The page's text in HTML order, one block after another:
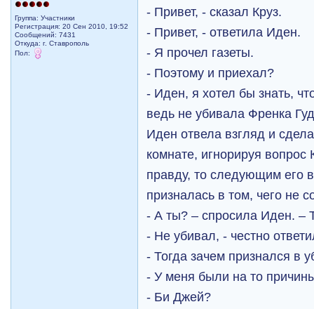
Группа: Участники
Регистрация: 20 Сен 2010, 19:52
Сообщений: 7431
Откуда: г. Ставрополь
Пол:
- Привет, - сказал Круз.
- Привет, - ответила Иден.
- Я прочел газеты.
- Поэтому и приехал?
- Иден, я хотел бы знать,
ведь не убивала Френка
Иден отвела взгляд и
комнате, игнорируя
правду, то следующим его
призналась в том, чего не
- А ты? – спросила Иден. –
- Не убивал, - честно
- Тогда зачем признался в
- У меня были на то
- Би Джей?